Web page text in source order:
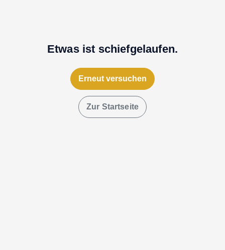
Etwas ist schiefgelaufen.
Erneut versuchen
Zur Startseite